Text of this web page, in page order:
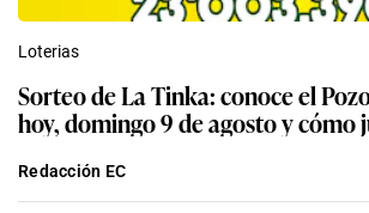
Loterias
Sorteo de La Tinka: conoce el
hoy, domingo 9 de agosto y cómo
Redacción EC